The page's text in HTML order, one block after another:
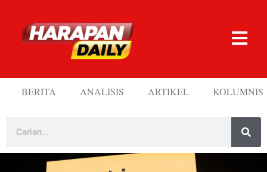
BERITA ANALISIS ARTIKEL KOLUMNIS